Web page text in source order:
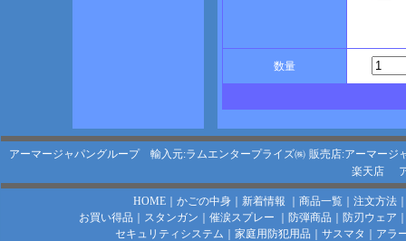
数量
アーマージャパングループ 輸入元:ラムエンタープライズ㈱ 販売店:アーマージ
楽天店
HOME｜ かごの中身｜ 新着情報 商品一覧｜ 注文方法
お買い得品
スタンガン 催涙スプレー 防弾商品 防刃ウェア
セキュリティシステム
家庭用防犯用品 サスマタ
アラ